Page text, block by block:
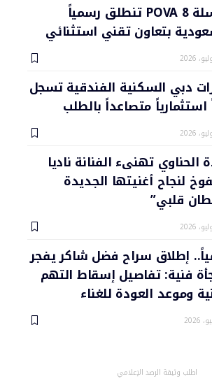
سلسلة POVA 8 تنطلق رسمياً
بتعاون تقني استثنائي
دبي السكنية الفندقية تسجل
استثمارياً متصاعداً بالطلب
الحناوي تهنىء الفنانة ناديا
لنجاح أغنيتها الجديدة
قلبي”
إطلاق سراح فضل شاكر يفجر
فنية: تفاصيل إسقاط التهم
وموعد العودة للغناء
اطلب وثيقة الرصد الإعلامي